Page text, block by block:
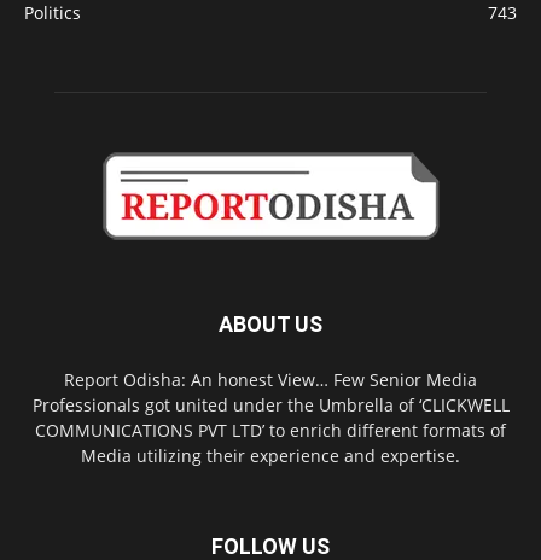
Politics
743
ABOUT US
Report Odisha: An honest View… Few Senior Media
Professionals got united under the Umbrella of ‘CLICKWELL
COMMUNICATIONS PVT LTD’ to enrich different formats of
Media utilizing their experience and expertise.
FOLLOW US